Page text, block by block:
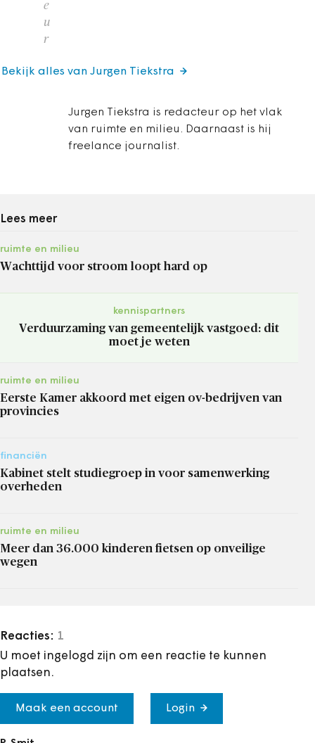
e
u
r
Jurgen Tiekstra is redacteur op het vlak
van ruimte en milieu. Daarnaast is hij
freelance journalist.
Bekijk alles van Jurgen Tiekstra
Lees meer
ruimte en milieu
Wachttijd voor stroom loopt hard op
kennispartners
Verduurzaming van gemeentelijk vastgoed: dit
moet je weten
ruimte en milieu
Eerste Kamer akkoord met eigen ov-bedrijven van
provincies
financiën
Kabinet stelt studiegroep in voor samenwerking
overheden
ruimte en milieu
Meer dan 36.000 kinderen fietsen op onveilige
wegen
Reacties: 1
U moet ingelogd zijn om een reactie te kunnen
plaatsen.
Maak een account Login